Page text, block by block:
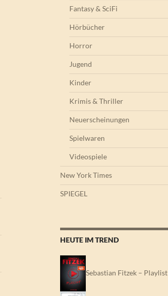
Fantasy & SciFi
Hörbücher
Horror
Jugend
Kinder
Krimis & Thriller
Neuerscheinungen
Spielwaren
Videospiele
New York Times
SPIEGEL
HEUTE IM TREND
Sebastian Fitzek – Playlist